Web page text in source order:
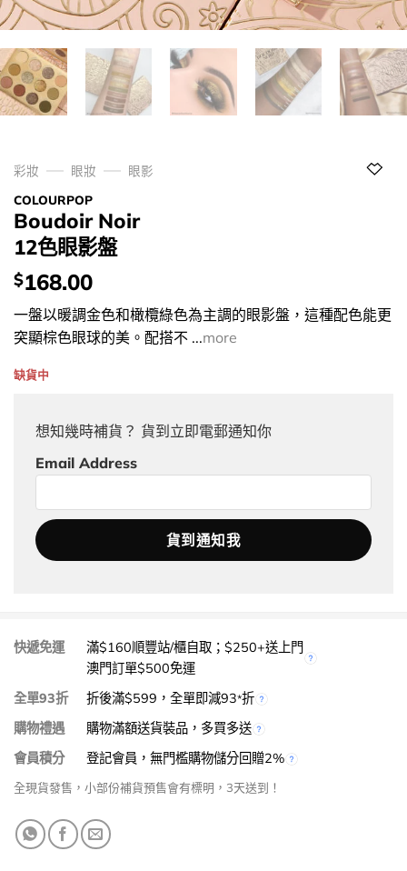
彩妝 眼妝
眼影
COLOURPOP
Boudoir Noir
12色眼影盤
價
錢：
$168.00
一盤以暖調金色和橄欖綠色為主調的眼影盤，這種配色能更
突顯棕色眼球的美。配搭不 ...more
缺貨中
想知幾時補貨？ 貨到立即電郵通知你
Email Address
快遞免運
滿$160順豐站/櫃自取；$250+送上門
澳門訂單$500免運
全單93折
折後滿$599，全單即減93*折
購物禮遇
購物滿額送貨裝品，多買多送
會員積分
登記會員，無門檻購物儲分回贈2%
全現貨發售，小部份補貨預售會有標明，3天送到！